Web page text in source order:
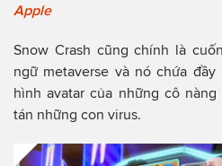
Apple
Snow Crash cũng chính là
ngữ metaverse và nó chứa
hình avatar của những cô
tán những con virus.